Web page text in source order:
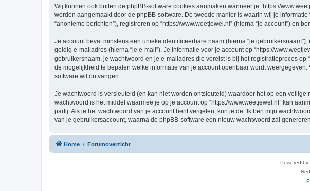
Wij kunnen ook buiten de phpBB-software cookies aanmaken wanneer je “https://
worden aangemaakt door de phpBB-software. De tweede manier is waarin wij je
“anonieme berichten”), registreren op “https://www.weetjewel.nl” (hierna “je account”) en
Je account bevat minstens een unieke identificeerbare naam (hierna “je
geldig e-mailadres (hierna “je e-mail”). Je informatie voor je account op “https://
gebruikersnaam, je wachtwoord en je e-mailadres die vereist is bij het registratieproces op
de mogelijkheid te bepalen welke informatie van je account openbaar wordt
software wil ontvangen.
Je wachtwoord is versleuteld (en kan niet worden ontsleuteld) waardoor het op een
wachtwoord is het middel waarmee je op je account op “https://www.weetjewel.nl” kan
partij. Als je het wachtwoord van je account bent vergeten, kun je de “Ik ben mijn
van je gebruikersaccount, waarna de phpBB-software een nieuw wachtwoord zal
Home Forumoverzicht
Powered by